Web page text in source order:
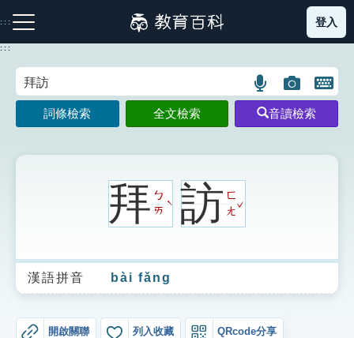
到
主
:::
注音索引圖示 筆畫索引圖示 部首索引表圖示
生字詞彙表
成語故事
登入
:::
語
言
搜
圖
片
搜
開
鍵
圖
詞條檢索 全文檢索 音讀檢索
拜ㄅ
ㄞ
ˋ 訪ㄈ
ㄤ
ˇ
漢語拼音 bài fǎng
開啟關聯 列入收藏 QRcode分享